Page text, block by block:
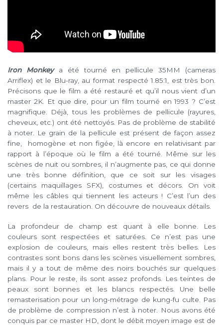
Iron Monkey a été tourné en pellicule 35MM (cameras
Arriflex) et le Blu-ray, au format respecté 1.85:1, est très bon.
Précisons que le film a été restauré et qu’il nous vient d’un
master 2K. Et que dire, pour un film tourné en 1993 ? C’est
magnifique. Déjà, tous les problèmes de pellicule (rayures,
cheveux, etc.) ont été nettoyés. Pas de problème de stabilité
à noter. Le grain de la pellicule est présent de façon assez
fine, homogène et non figée, là encore en relativisant par
rapport à l’époque où le film a été tourné. Même sur les
scènes de nuit ou sombres, il n’augmente pas, ce qui donne
une très bonne définition, que ce soit sur les visages
(certains maquillages SFX), costumes et décors. On voit
même les câbles qui tiennent les acteurs ! C’est l’un des
revers de la restauration. On découvre de nouveaux détails.
La profondeur de champ est quant à elle bonne. Les
couleurs sont respectées et saturées. Ce n’est pas une
explosion de couleurs, mais elles restent très belles. Les
contrastes sont bons dans les scènes visuellement sombres,
mais il y a tout de même des noirs bouchés sur quelques
plans. Pour le reste, ils sont assez profonds. Les teintes de
peaux sont bonnes et les blancs respectés. Une belle
remasterisation pour un long-métrage de kung-fu culte. Pas
de problème de compression n’est à noter. Nous avons été
conquis par ce master HD, dont le débit moyen image est de